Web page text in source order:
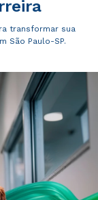
transformar sua
São Paulo-SP.